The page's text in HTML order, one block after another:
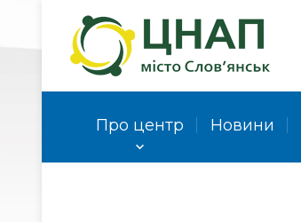
Про центр Новини